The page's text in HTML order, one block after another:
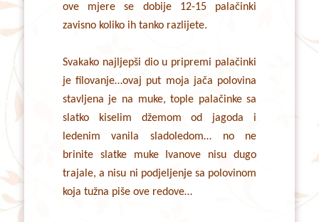
ove mjere se dobije 12-15 palačinki
zavisno koliko ih tanko razlijete.
Svakako najljepši dio u pripremi palačinki
je filovanje…ovaj put moja jača polovina
stavljena je na muke, tople palačinke sa
slatko kiselim džemom od jagoda i
ledenim vanila sladoledom… no ne
brinite slatke muke Ivanove nisu dugo
trajale, a nisu ni podjeljenje sa polovinom
koja tužna piše ove redove…